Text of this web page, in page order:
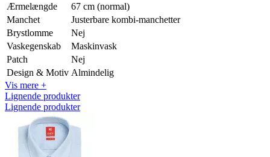
Ærmelængde
67 cm (normal)
Manchet
Justerbare kombi-manchetter
Brystlomme
Nej
Vaskegenskab
Maskinvask
Patch
Nej
Design & Motiv Almindelig
Vis mere +
Lignende produkter
Lignende produkter